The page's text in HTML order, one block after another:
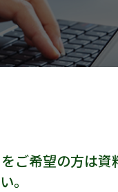
ご希望の方は
。